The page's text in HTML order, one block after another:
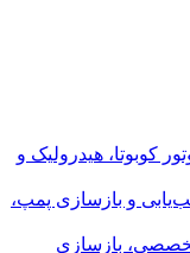
کوبوتا، هیدرولیک و
و بازسازی پمپ،
بازسازی